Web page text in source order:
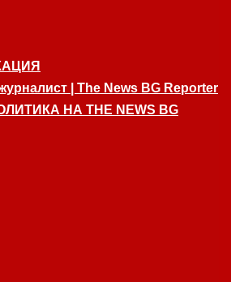
| The News BG Reporter
НА THE NEWS BG